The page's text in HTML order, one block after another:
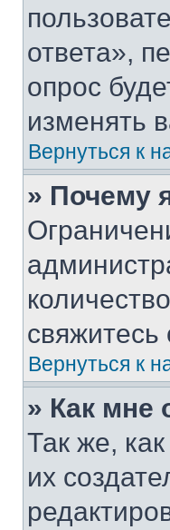
ответа»,
опрос
изменять
Вернуться к
» Почему
Вернуться к
» Как мне
Так же,
их